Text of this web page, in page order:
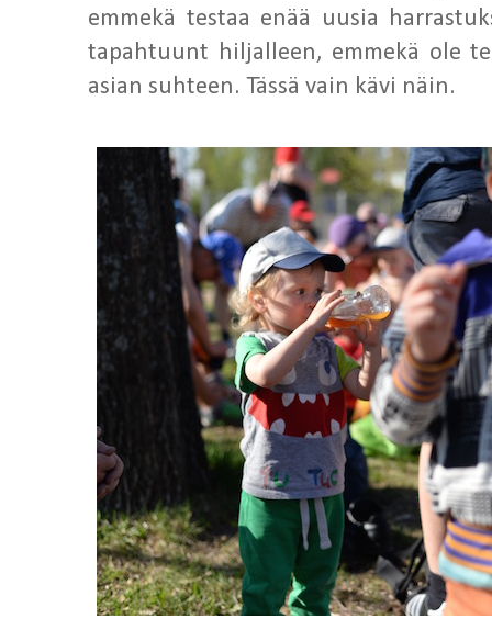
emmekä testaa enää uusia
tapahtuunt hiljalleen, emmekä ole
asian suhteen. Tässä vain kävi näin.